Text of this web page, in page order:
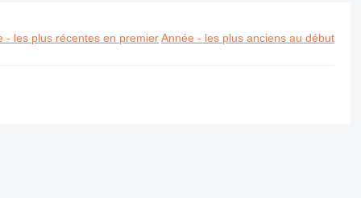
- les plus récentes en premier Année - les plus anciens au début